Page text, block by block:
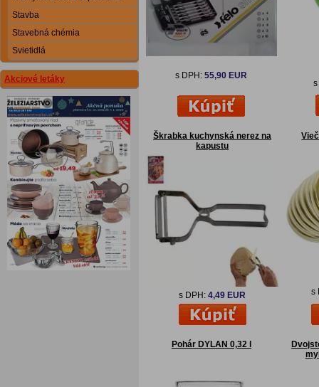
Stavba
Stavebná chémia
Svietidlá
Akciové letáky s DPH:55,90 EUR
Škrabka kuchynská nerez na
kapustu
s DPH:4,49 EUR s
Pohár DYLAN 0,32 l